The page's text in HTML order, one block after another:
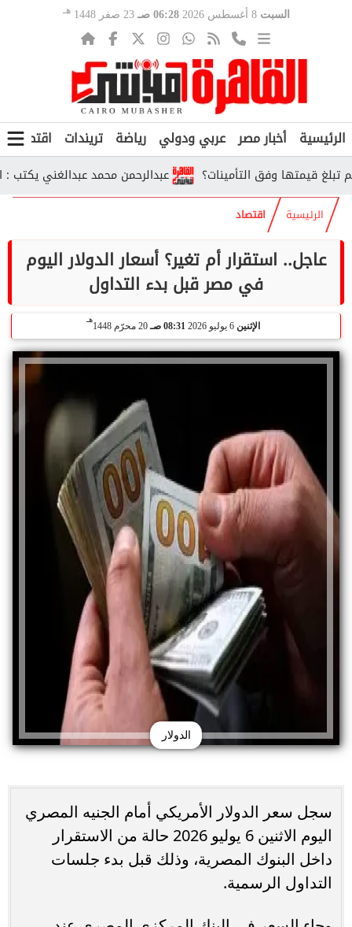
السبت 8 أغسطس 2026 06:28 صـ 23 صفر 1448 هـ
الرئيسية أخبار مصر عربي ودولي رياضة تريندات اقتصاد
عبدالرحمن محمد عبدالغني يكتب :
الرئيسية اقتصاد
عاجل.. استقرار أم تغير؟ أسعار الدولار اليوم
في مصر قبل بدء التداول
الإثنين 6 يوليو 2026 08:31 صـ 20 محرّم 1448
هـ
الدولار
سجل سعر الدولار الأمريكي أمام الجنيه المصري
اليوم الاثنين 6 يوليو 2026 حالة من الاستقرار
داخل البنوك المصرية، وذلك قبل بدء جلسات
التداول الرسمية.